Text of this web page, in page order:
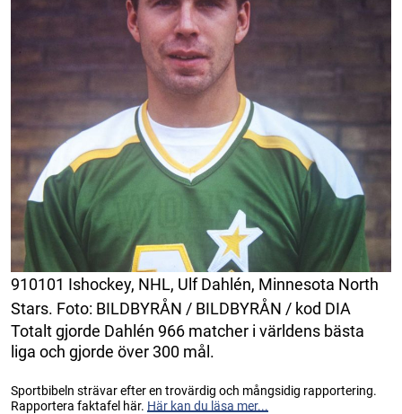
910101 Ishockey, NHL, Ulf Dahlén, Minnesota North
Stars. Foto: BILDBYRÅN / BILDBYRÅN / kod DIA
Totalt gjorde Dahlén 966 matcher i världens bästa
liga och gjorde över 300 mål.
Sportbibeln strävar efter en trovärdig och mångsidig rapportering.
Rapportera faktafel här. Här kan du läsa mer...